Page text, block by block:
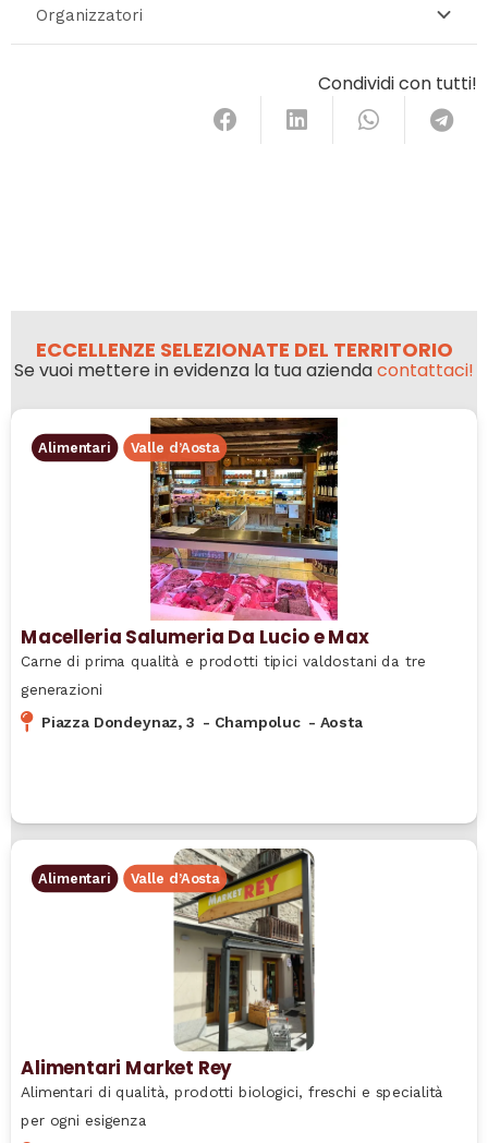
Organizzatori
Condividi con tutti!
ECCELLENZE SELEZIONATE DEL TERRITORIO
Se vuoi mettere in evidenza la tua aziendacontattaci!
Alimentari Valle d’Aosta
Macelleria Salumeria Da Lucio e Max
Carne di prima qualità e prodotti tipici valdostani da tre
generazioni
Piazza Dondeynaz, 3 - Champoluc - Aosta
Alimentari Valle d’Aosta
Alimentari Market Rey
Alimentari di qualità, prodotti biologici, freschi e specialità
per ogni esigenza